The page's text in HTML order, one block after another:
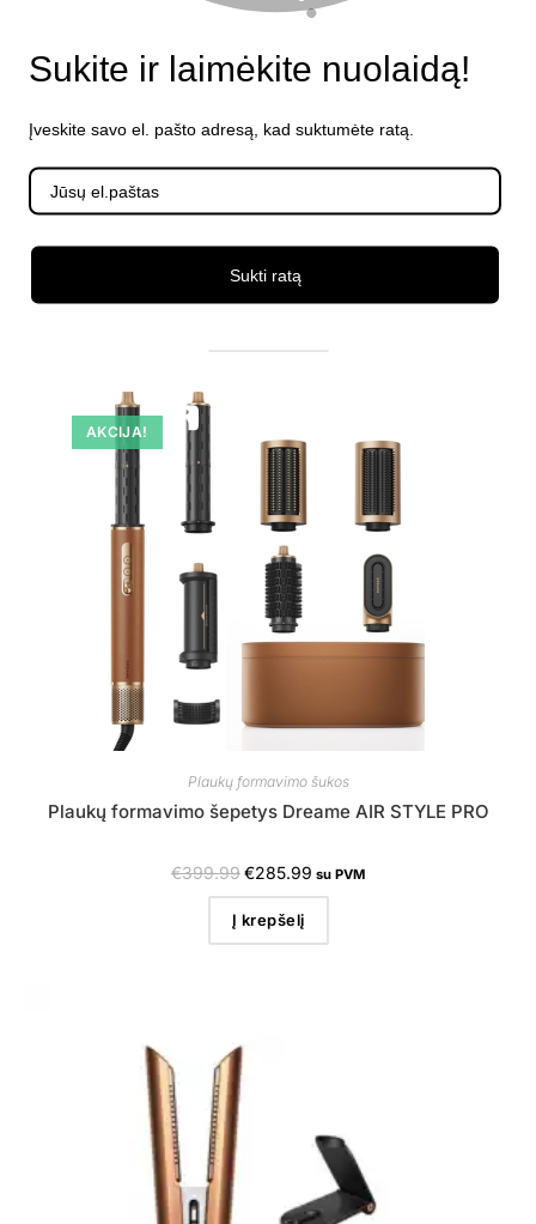
Garbanojimo žnyplės Panasonic EH-HS0E-K825
185.99 su PVM
AKCIJA!
Plaukų formavimo šukos
Plaukų formavimo šepetys Dreame AIR STYLE PRO
€399.99€285.99 su PVM
Į krepšelį
Sukite ir laimėkite nuolaidą!
Įveskite savo el. pašto adresą, kad suktumėte ratą.
Sukti ratą